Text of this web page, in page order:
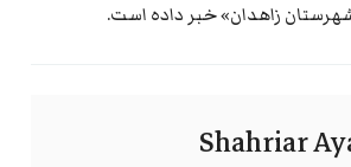
زاهدان» خبر داده است.
Shahriar